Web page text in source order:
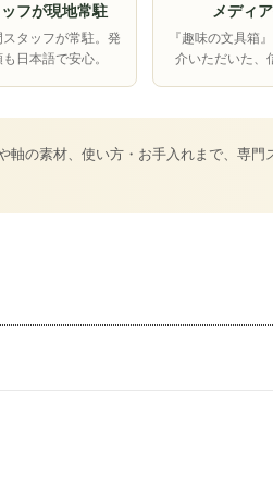
フが現地常駐
タッフが常駐。発
日本語で安心。
メディ
『趣味の文具箱
介いただいた、
の素材、使い方・お手入れまで、専門